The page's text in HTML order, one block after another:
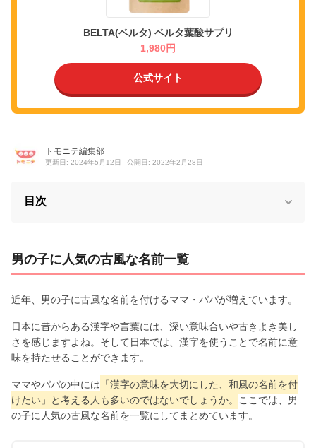
BELTA(ベルタ) ベルタ葉酸サプリ
1,980円
公式サイト
トモニテ編集部
更新日: 2024年5月12日 公開日: 2022年2月28日
目次
男の子に人気の古風な名前一覧
近年、男の子に古風な名前を付けるママ・パパが増えています。
日本に昔からある漢字や言葉には、深い意味合いや古きよき美し
さを感じますよね。そして日本では、漢字を使うことで名前に意
味を持たせることができます。
ママやパパの中には 「漢字の意味を大切にした、和風の名前を付
けたい」と考える人も多いのではないでしょうか。
ここでは、男
の子に人気の古風な名前を一覧にしてまとめています。